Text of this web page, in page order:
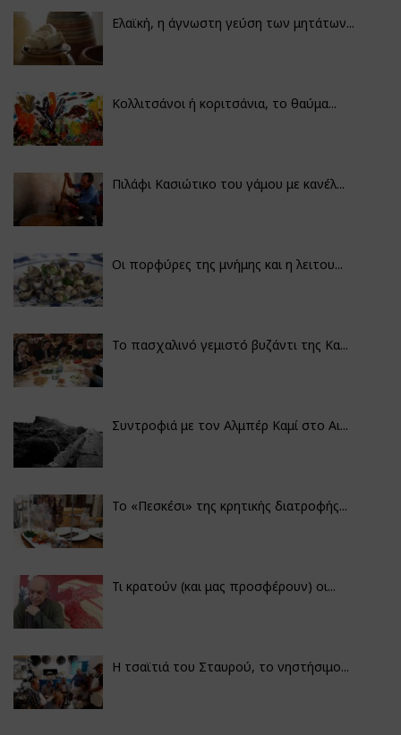
Ελαϊκή, η άγνωστη γεύση των μητάτων...
Κολλιτσάνοι ή κοριτσάνια, το θαύμα...
Πιλάφι Κασιώτικο του γάμου με κανέλ...
Οι πορφύρες της μνήμης και η λειτου...
Το πασχαλινό γεμιστό βυζάντι της Κα...
Συντροφιά με τον Αλμπέρ Καμί στο Αι...
Το «Πεσκέσι» της κρητικής διατροφής...
Τι κρατούν (και μας προσφέρουν) οι...
Η τσαϊτιά του Σταυρού, το νηστήσιμο...